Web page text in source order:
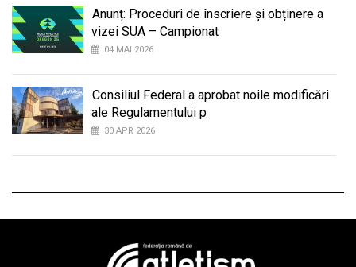
Anunț: Proceduri de înscriere și obținere a
vizei SUA – Campionat
04 MAI 2026
Consiliul Federal a aprobat noile modificări
ale Regulamentului p
30 APR 2026